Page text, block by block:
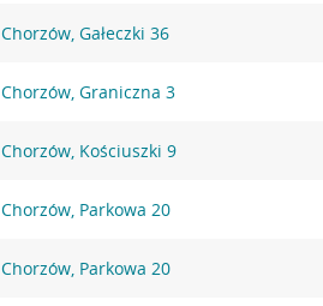
Chorzów, Gałeczki 36
Chorzów, Graniczna 3
Chorzów, Kościuszki 9
Chorzów, Parkowa 20
Chorzów, Parkowa 20